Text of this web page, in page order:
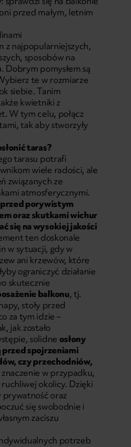
przed małym, letnim
z najpopularniejszych,
sposobów na
Dobrym pomysłem są
te w rozmiarze
siebie. Tanim
kwietniki z
W tym celu, połącz
tak aby stworzyły
taras?
tarasu potrafi
wiele radości, ale
związanych ze
atmosferycznymi.
porywistym
oraz skutkami wichur
się na wysokiej jakości
ten doskonale
w sytuacji, gdy w
ani krzewów, które
ograniczyć działanie
skutecznie
balkonu, tj.
stoły przed
za tym idzie –
jak zostało
solidne osłony
spojrzeniami
czy przechodniów,
znaczenie w przypadku,
okolicy. Dzięki
oraz
się swobodnie i
zaciszu
potrzeb